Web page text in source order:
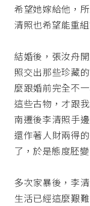
希望她嫁給他，
清照也希望能重
結婚後，張汝舟
照交出那些珍藏
麼跟婚前完全不
這些古物，才跟
南遷後李清照手
還作著人財兩得
了，於是態度胚
多次家暴後，李
生活已經這麼艱